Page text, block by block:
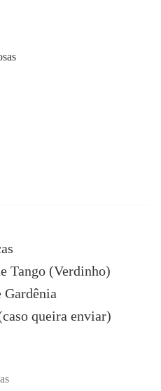
Tango (Verdinho)
Gardênia
queira enviar)